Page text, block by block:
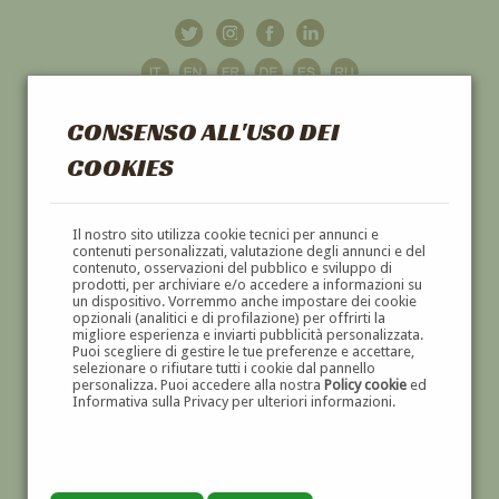
CONSENSO ALL'USO DEI
COOKIES
Il nostro sito utilizza cookie tecnici per annunci e
contenuti personalizzati, valutazione degli annunci e del
contenuto, osservazioni del pubblico e sviluppo di
prodotti, per archiviare e/o accedere a informazioni su
un dispositivo. Vorremmo anche impostare dei cookie
opzionali (analitici e di profilazione) per offrirti la
migliore esperienza e inviarti pubblicità personalizzata.
Puoi scegliere di gestire le tue preferenze e accettare,
selezionare o rifiutare tutti i cookie dal pannello
personalizza. Puoi accedere alla nostra Policy cookieed
Informativa sulla Privacy per ulteriori informazioni.
GALLERIAD'ARTE
DIPINTI E SCULTURE '800 E '900